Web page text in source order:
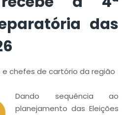
das
e chefes de cartório da região
Dando sequência ao
planejamento das Eleições